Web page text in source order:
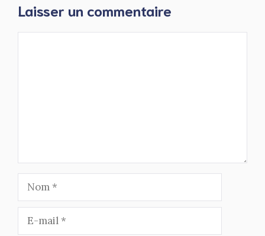
Laisser un commentaire
mail